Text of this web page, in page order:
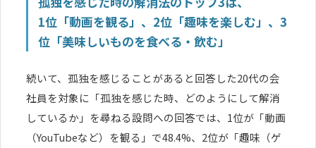
1位「動画を観る」、2位「趣味を楽しむ」、3
位「美味しいものを食べる・飲む」
続いて、孤独を感じることがあると回答した20代の会
社員を対象に「孤独を感じた時、どのようにして解消
しているか」を尋ねる設問への回答では、1位が「動画
（YouTubeなど）を観る」で48.4%、2位が「趣味（ゲ